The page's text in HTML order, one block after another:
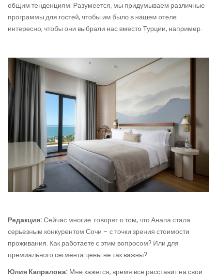
общим тенденциям. Разумеется, мы придумываем различные
программы для гостей, чтобы им было в нашем отеле
интересно, чтобы они выбрали нас вместо Турции, например.
Редакция:Сейчас многие говорят о том, что Анапа стала
серьезным конкурентом Сочи – с точки зрения стоимости
проживания. Как работаете с этим вопросом? Или для
премиального сегмента цены не так важны?
Юлия Капралова: Мне кажется, время все расставит на свои